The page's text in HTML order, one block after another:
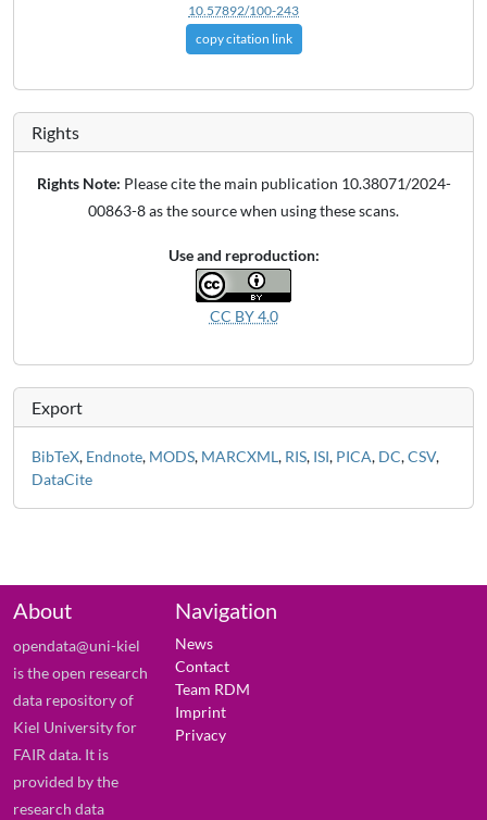
10.57892/100-243
copy citation link
Rights
Rights Note: Please cite the main publication 10.38071/2024-
00863-8 as the source when using these scans.
Use and reproduction:
CC BY 4.0
Export
BibTeX, Endnote, MODS, MARCXML, RIS, ISI, PICA, DC,CSV,
DataCite
About
opendata@uni-kiel
is the open research
data repository of
Kiel University for
FAIR data. It is
provided by the
research data
Navigation
News
Contact
Team RDM
Imprint
Privacy